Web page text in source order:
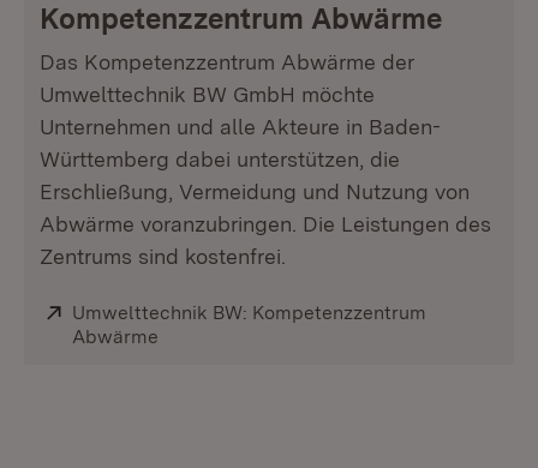
Kompetenzzentrum Abwärme
Das Kompetenzzentrum Abwärme der
Umwelttechnik BW GmbH möchte
Unternehmen und alle Akteure in Baden-
Württemberg dabei unterstützen, die
Erschließung, Vermeidung und Nutzung von
Abwärme voranzubringen. Die Leistungen des
Zentrums sind kostenfrei.
Extern:
Umwelttechnik BW: Kompetenzzentrum
Abwärme